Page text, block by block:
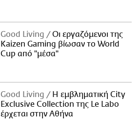
Good Living
Οι εργαζόμενοι της
Kaizen Gaming βίωσαν το World
Cup από "μέσα"
Good Living
Η εμβληματική City
Exclusive Collection της Le Labo
έρχεται στην Αθήνα